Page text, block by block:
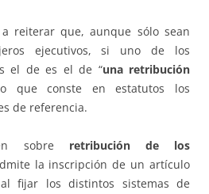
reiterar que, aunque sólo sean
ejecutivos, si uno de los
el de es el de “una retribución
que conste en estatutos los
de referencia.
sobre retribución de los
la inscripción de un artículo
fijar los distintos sistemas de